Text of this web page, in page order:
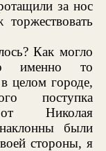
за нос
Как могло
именно то
целом городе,
поступка
Николая
были
стороны, я